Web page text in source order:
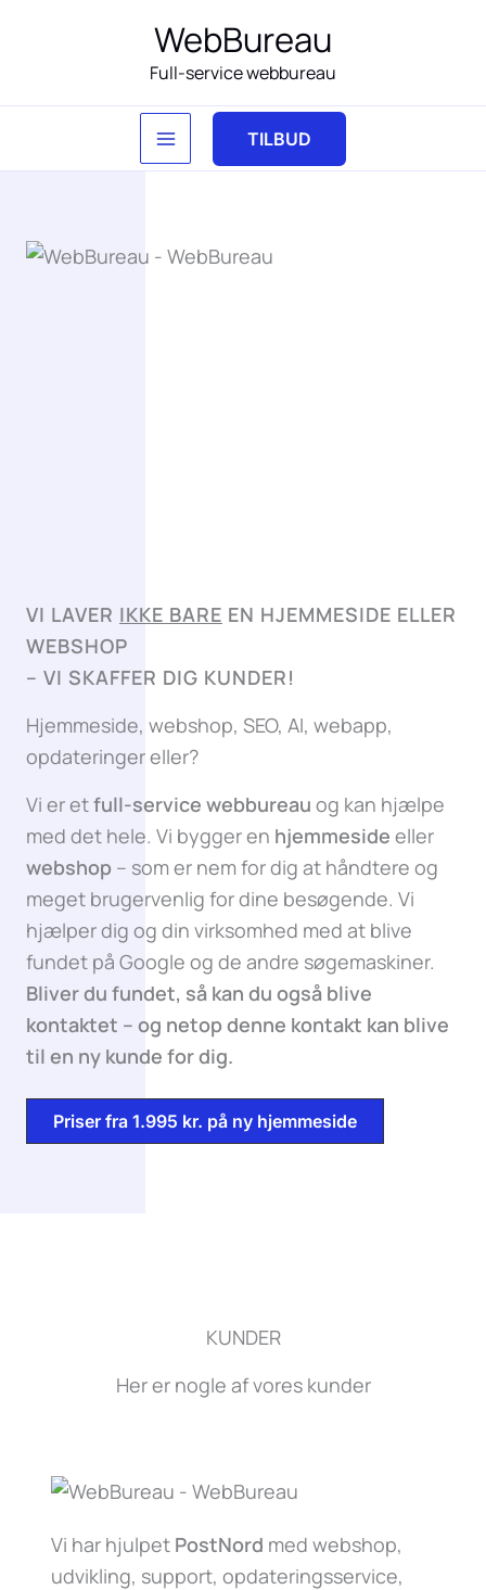
WebBureau
Full-service webbureau
TILBUD
VI LAVER IKKE BARE EN HJEMMESIDE ELLER
WEBSHOP
– VI SKAFFER DIG KUNDER!
Hjemmeside, webshop, SEO, AI, webapp,
opdateringer eller?
Vi er etfull-service webbureau og kan hjælpe
med det hele. Vi bygger en hjemmeside eller
webshop – som er nem for dig at håndtere og
meget brugervenlig for dine besøgende. Vi
hjælper dig og din virksomhed med at blive
fundet på Google og de andre søgemaskiner.
Bliver du fundet, så kan du også blive
kontaktet – og netop denne kontakt kan blive
til en ny kunde for dig.
Priser fra 1.995 kr. på ny hjemmeside
KUNDER
Her er nogle af vores kunder
Vi har hjulpet PostNord med webshop,
udvikling, support, opdateringsservice,